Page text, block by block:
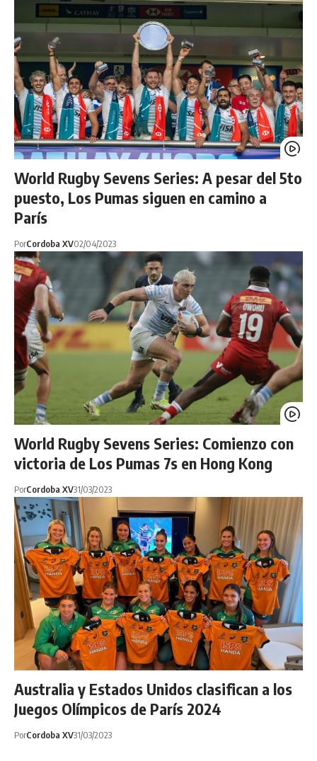
World Rugby Sevens Series: A pesar del 5to
puesto, Los Pumas siguen en camino a
París
PorCordoba XV02/04/2023
World Rugby Sevens Series: Comienzo con
victoria de Los Pumas 7s en Hong Kong
PorCordoba XV31/03/2023
Australia y Estados Unidos clasifican a los
Juegos Olímpicos de París 2024
PorCordoba XV31/03/2023